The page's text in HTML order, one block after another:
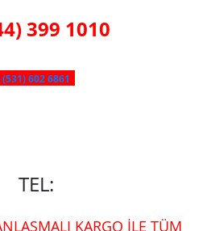
399 1010
(531) 602 6861
TEL:
KARGO İLE TÜM